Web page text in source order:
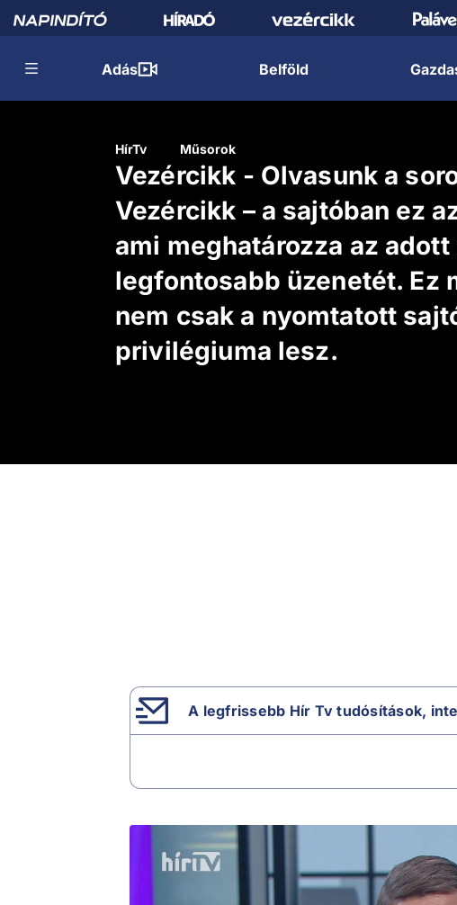
Adás Belföld
HírTv Műsorok
Vezércikk - Olvasunk a
Vezércikk – a sajtóban ez
ami meghatározza az
legfontosabb üzenetét. Ez
nem csak a nyomtatott
privilégiuma lesz.
A legfrissebb Hír Tv tudósítások,